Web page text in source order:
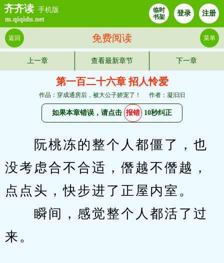
齐齐读 手机版
m.qiqidu.net
临时
书架
登录 注册
免费阅读
返回 菜单
上一章 查看最新章节 下一章
第一百二十六章 招人怜爱
作品：穿成通房后，被大公子娇宠了！ 作者：凝汩汩
如果本章错误，请点击 报错 10秒纠正
阮桃冻的整个人都僵了，也
没考虑合不合适，僭越不僭越，
点点头，快步进了正屋内室。
瞬间，感觉整个人都活了过
来。